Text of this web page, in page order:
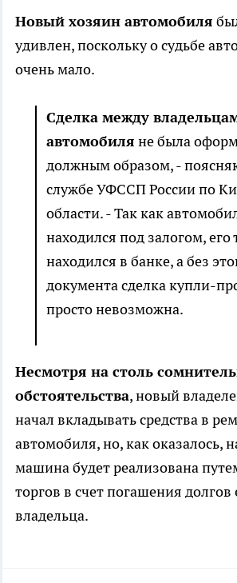
Новый хозяин автомобиля
удивлен, поскольку о судьбе
очень мало.
Сделка между
автомобиля не была
должным образом, -
службе УФССП России по
области. - Так как
находился под залогом, его
находился в банке, а без
документа сделка купли-
просто невозможна.
Несмотря на столь
обстоятельства, новый
начал вкладывать средства в
автомобиля, но, как оказалось,
машина будет реализована
торгов в счет погашения долгов
владельца.